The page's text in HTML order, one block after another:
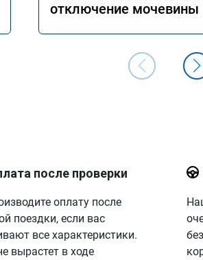
отключение мочевины
после проверки
оплату после
поездки, если вас
все характеристики.
вырастет в ходе